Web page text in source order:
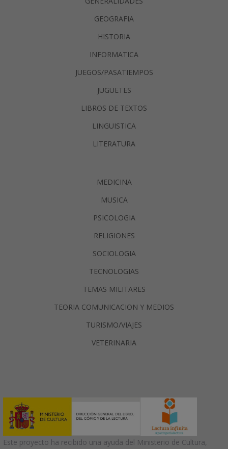
GEOGRAFIA
HISTORIA
INFORMATICA
JUEGOS/PASATIEMPOS
JUGUETES
LIBROS DE TEXTOS
LINGUISTICA
LITERATURA
MEDICINA
MUSICA
PSICOLOGIA
RELIGIONES
SOCIOLOGIA
TECNOLOGIAS
TEMAS MILITARES
TEORIA COMUNICACION Y MEDIOS
TURISMO/VIAJES
VETERINARIA
Este proyecto ha recibido una ayuda del Ministerio de Cultura,